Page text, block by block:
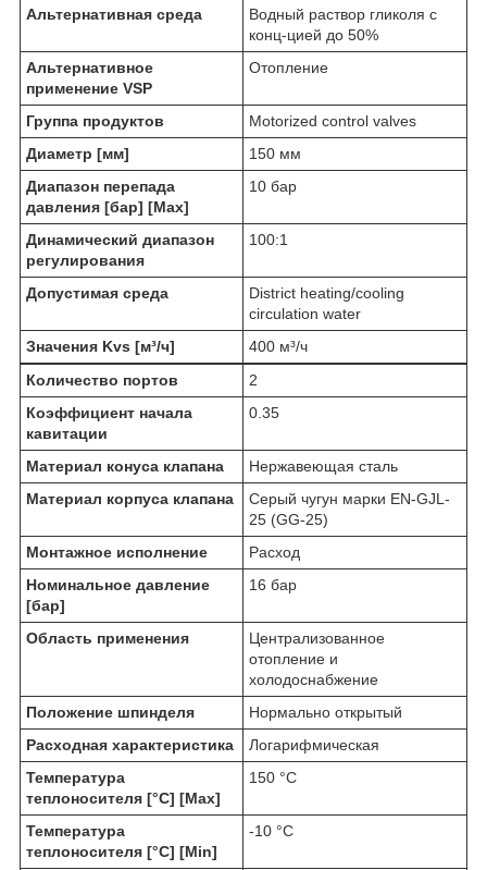
Альтернативная среда
Водный раствор гликоля с
конц-цией до 50%
Альтернативное
применение VSP
Отопление
Группа продуктов
Motorized control valves
Диаметр [мм]
150 мм
Диапазон перепада
давления [бар] [Max]
10 бар
Динамический диапазон
регулирования
100:1
Допустимая среда
District heating/cooling
circulation water
Значения Kvs [м³/ч]
400 м³/ч
Количество портов
2
Коэффициент начала
кавитации
0.35
Материал конуса клапана
Нержавеющая сталь
Материал корпуса клапана
Серый чугун марки EN-GJL-
25 (GG-25)
Монтажное исполнение
Расход
Номинальное давление
[бар]
16 бар
Область применения
Централизованное
отопление и
холодоснабжение
Положение шпинделя
Нормально открытый
Расходная характеристика
Логарифмическая
Температура
теплоносителя [°C] [Max]
150 °C
Температура
теплоносителя [°C] [Min]
-10 °C